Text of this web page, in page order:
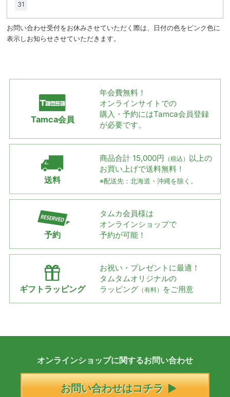
31
お問い合わせ受付をお休みさせていただく際は、日付の色をピンク色に
表示しお知らせさせていただきます。
Tamca会員
年会費無料！
オンラインサイトでの
購入・予約にはTamca会員登録
が必要です。
送料
商品合計 15,000円 （税込） 以上の
お買い上げで送料無料！
※配送先：北海道・沖縄を除く。
予約
タムカ会員様は
オンラインショップで
予約が可能！
ギフトラッピング
お祝い・プレゼントに最適！
タムタムオリジナルの
ラッピング （有料） をご用意
オンラインショップに関するお問い合わせ
お問い合わせはコチラ